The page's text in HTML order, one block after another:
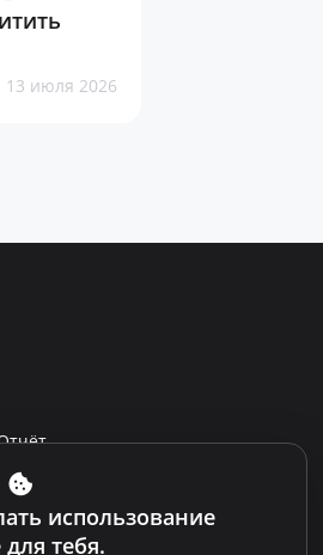
13 июля 2026
использование
тебя.
сайта